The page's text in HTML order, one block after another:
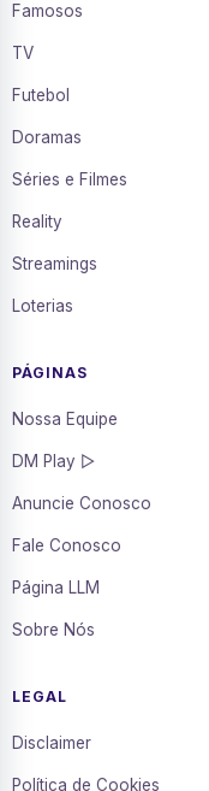
Famosos
TV
Futebol
Doramas
Séries e Filmes
Reality
Streamings
Loterias
PÁGINAS
Nossa Equipe
DM Play ▷
Anuncie Conosco
Fale Conosco
Página LLM
Sobre Nós
LEGAL
Disclaimer
Política de Cookies